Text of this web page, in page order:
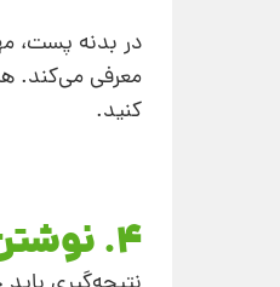
در بدنه پست،
معرفی می‌کند.
کنید.
4. نوشتن نتیجه‌گیری